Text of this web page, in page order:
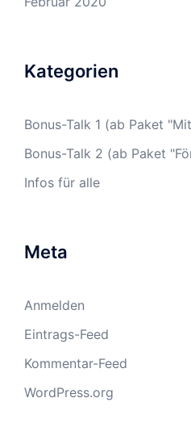
Kategorien
Bonus-Talk 1 (ab Paket
Bonus-Talk 2 (ab Paket
Infos für alle
Meta
Anmelden
Eintrags-Feed
Kommentar-Feed
WordPress.org